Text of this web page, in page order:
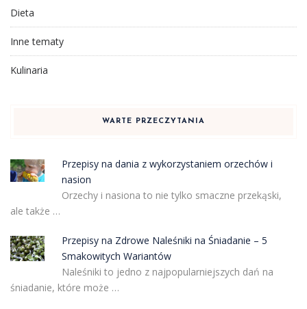
Dieta
Inne tematy
Kulinaria
WARTE PRZECZYTANIA
Przepisy na dania z wykorzystaniem orzechów i
nasion
Orzechy i nasiona to nie tylko smaczne przekąski,
ale także …
Przepisy na Zdrowe Naleśniki na Śniadanie – 5
Smakowitych Wariantów
Naleśniki to jedno z najpopularniejszych dań na
śniadanie, które może …